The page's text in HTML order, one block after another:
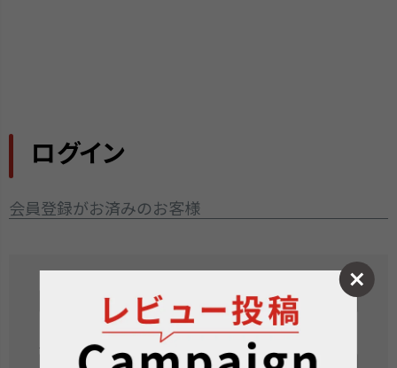
ログイン
会員登録がお済みのお客様
必
)
パスワード